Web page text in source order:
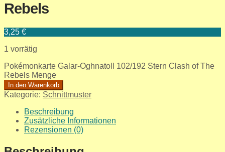
Rebels
3,25 €
1 vorrätig
Pokémonkarte Galar-Oghnatoll 102/192 Stern Clash of The
Rebels Menge
In den Warenkorb
Kategorie: Schnittmuster
Beschreibung
Zusätzliche Informationen
Rezensionen (0)